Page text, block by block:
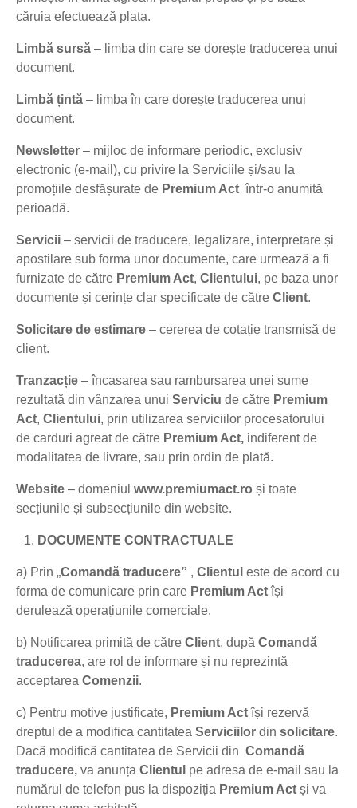
căruia efectuează plata.
Limbă sursă – limba din care se dorește traducerea unui
document.
Limbă țintă – limba în care dorește traducerea unui
document.
Newsletter – mijloc de informare periodic, exclusiv
electronic (e-mail), cu privire la Serviciile și/sau la
promoțiile desfășurate de Premium Act într-o anumită
perioadă.
Servicii – servicii de traducere, legalizare, interpretare și
apostilare sub forma unor documente, care urmează a fi
furnizate de către Premium Act, Clientului, pe baza unor
documente și cerințe clar specificate de către Client.
Solicitare de estimare – cererea de cotație transmisă de
client.
Tranzacție – încasarea sau rambursarea unei sume
rezultată din vânzarea unui Serviciu de către Premium
Act, Clientului, prin utilizarea serviciilor procesatorului
de carduri agreat de către Premium Act, indiferent de
modalitatea de livrare, sau prin ordin de plată.
Website – domeniul www.premiumact.ro și toate
secțiunile și subsecțiunile din website.
DOCUMENTE CONTRACTUALE
a) Prin „Comandă traducere” , Clientul este de acord cu
forma de comunicare prin care Premium Actîși
derulează operațiunile comerciale.
b) Notificarea primită de către Client, după Comandă
traducerea, are rol de informare și nu reprezintă
acceptarea Comenzii.
c) Pentru motive justificate, Premium Act își rezervă
dreptul de a modifica cantitatea Serviciilor din solicitare.
Dacă modifică cantitatea de Servicii din Comandă
traducere, va anunța Clientul pe adresa de e-mail sau la
numărul de telefon pus la dispoziția Premium Act și va